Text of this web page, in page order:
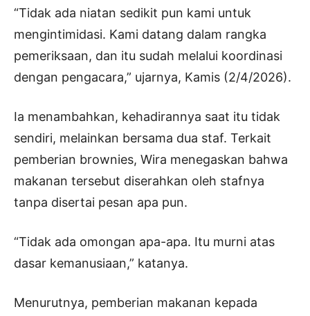
“Tidak ada niatan sedikit pun kami untuk
mengintimidasi. Kami datang dalam rangka
pemeriksaan, dan itu sudah melalui koordinasi
dengan pengacara,” ujarnya, Kamis (2/4/2026).
Ia menambahkan, kehadirannya saat itu tidak
sendiri, melainkan bersama dua staf. Terkait
pemberian brownies, Wira menegaskan bahwa
makanan tersebut diserahkan oleh stafnya
tanpa disertai pesan apa pun.
“Tidak ada omongan apa-apa. Itu murni atas
dasar kemanusiaan,” katanya.
Menurutnya, pemberian makanan kepada